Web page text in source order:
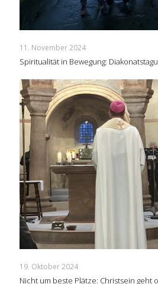
11. November 2024
Spiritualität in Bewegung:
19. Oktober 2024
Nicht um beste Plätze: Christsein geht